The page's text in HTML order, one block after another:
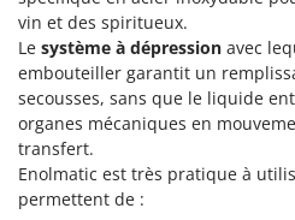
Gyrobroyeurs à lame pour
H
Haches - Cognées et
Hachoirs à viande
Herses à Dents
Herses Rotatives
E
EcoFlow
Edilmark
Effeuno
Einhell
Elegen
Energy Gruppi
vin et des spiritueux.
Le système à dépression avec
embouteiller garantit un
secousses, sans que le liquide
organes mécaniques en
transfert.
Enolmatic est très pratique à
permettent de :